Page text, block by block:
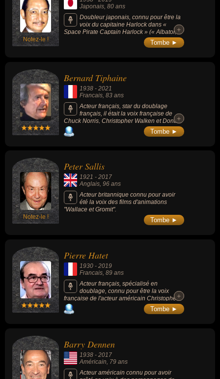
Richard Cœur de Lion dans le « Robin des
Bois » de Ridley Scott.
Notez-le !
Japonais, 80 ans
Doubleur japonais, connu pour être la
voix du capitaine Harlock dans «
Space Pirate Captain Harlock » (« Albator, le
corsaire de l'espace » en français, 1978) et
de Goemon Ishikawa XIII de « Lupin III » («
+
+
Tombe ►
Bernard Tiphaine
1938 - 2021
Francais, 83 ans
Acteur français, star du doublage
français, il était la voix française de
Chuck Norris, Christopher Walken et Donald
Sutherland.
+
+
Tombe ►
Notez-le !
Peter Sallis
1921 - 2017
Anglais, 96 ans
Acteur britannique connu pour avoir
été la voix des films d'animations
"Wallace et Gromit".
Tombe ►
Pierre Hatet
1930 - 2019
Francais, 89 ans
Acteur français, spécialisé en
doublage, connu pour être la voix
française de l'acteur américain Christopher
Lloyd (docteur Emmett Brown dans la trilogie
Retour vers le futur) ainsi que celle du
Batman.
+
+
Tombe ►
Barry Dennen
1938 - 2017
Américain , 79 ans
Acteur américain connu pour avoir